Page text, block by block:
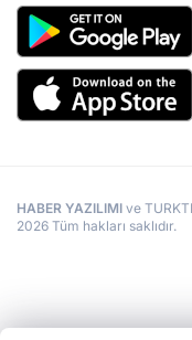
HABER YAZILIMI ve
2026 Tüm hakları saklıdır.